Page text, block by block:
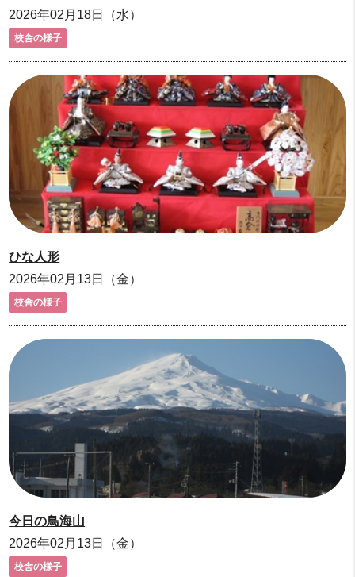
2026年02月18日（水）
校舎の様子
ひな人形
2026年02月13日（金）
校舎の様子
今日の鳥海山
2026年02月13日（金）
校舎の様子